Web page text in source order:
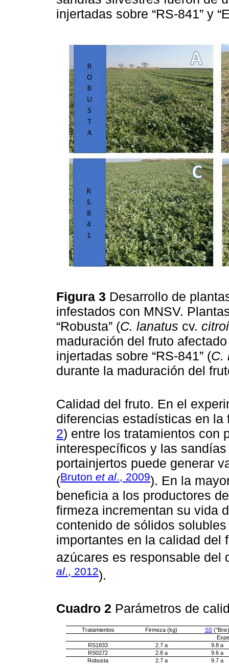
injertadas sobre “RS-841” y
Figura 3 Desarrollo de
infestados con MNSV.
“Robusta” (C. lanatus cv.
maduración del fruto
injertadas sobre “RS-841” (C.
durante la maduración del
Calidad del fruto. En el
diferencias estadísticas en
2) entre los tratamientos con
interespecíficos y las
portainjertos puede generar
(Bruton et al., 2009). En la
beneficia a los productores
firmeza incrementan su vida
contenido de sólidos
importantes en la calidad del
azúcares es responsable del
al., 2012).
Cuadro 2 Parámetros de
Tratamientos Firmeza (kg) SS(°Brix)
RS1833
2.7 a
9.8 a
RS0272
2.8 a
9.6 a
Robusta
2.7 a
9.7 a